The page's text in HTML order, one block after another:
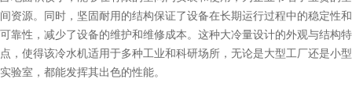
间资源。同时，坚固耐用的结构保证了设备在长期运行过程中的稳定性和
可靠性，减少了设备的维护和维修成本。这种大冷量设计的外观与结构特
点，使得该冷水机适用于多种工业和科研场所，无论是大型工厂还是小型
实验室，都能发挥其出色的性能。